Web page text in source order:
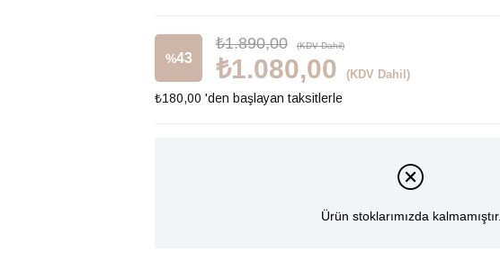
%43
İndirim
₺1.890,00 (KDV Dahil)
₺1.080,00 (KDV Dahil)
₺180,00 'den başlayan taksitlerle
Ürün stoklarımızda kalmamıştır.